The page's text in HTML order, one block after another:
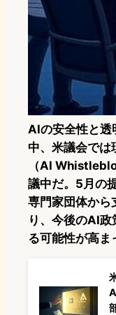
AIの安全性と透
中、米議会で
（AI
議中だ。5月の
専門家団体から
り、今後のAI政
る可能性が高ま